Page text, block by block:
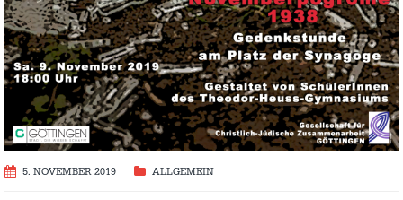
5. NOVEMBER 2019 ALLGEMEIN